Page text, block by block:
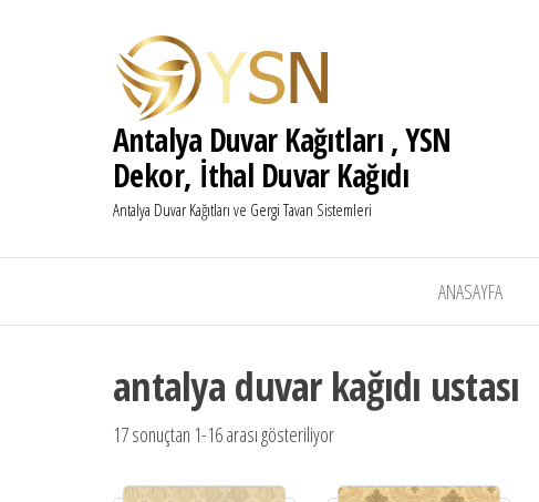
Antalya Duvar Kağıtları , YSN
Dekor, İthal Duvar Kağıdı
Antalya Duvar Kağıtları ve Gergi Tavan Sistemleri
ANASAYFA
antalya duvar kağıdı ustası
17 sonuçtan 1-16 arası gösteriliyor